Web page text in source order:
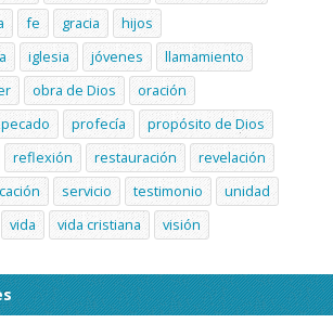
fe gracia
hijos
iglesia jóvenes
llamamiento
obra de Dios
oración
pecado profecía
propósito de Dios
reflexión restauración
revelación
servicio testimonio
unidad
vida vida cristiana visión